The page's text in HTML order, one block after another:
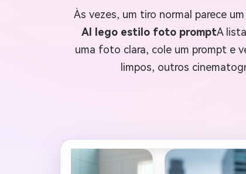
Às vezes, um tiro normal parece
AI lego estilo foto promptA
uma foto clara, cole um prompt e
limpos, outros